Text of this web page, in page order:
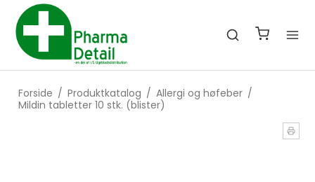
Forside / Produktkatalog / Allergi og høfeber /
Mildin tabletter 10 stk. (blister)